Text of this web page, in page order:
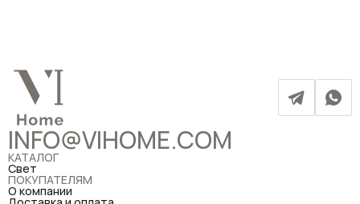
INFO@VIHOME.COM
КАТАЛОГ
Свет
ПОКУПАТЕЛЯМ
О компании